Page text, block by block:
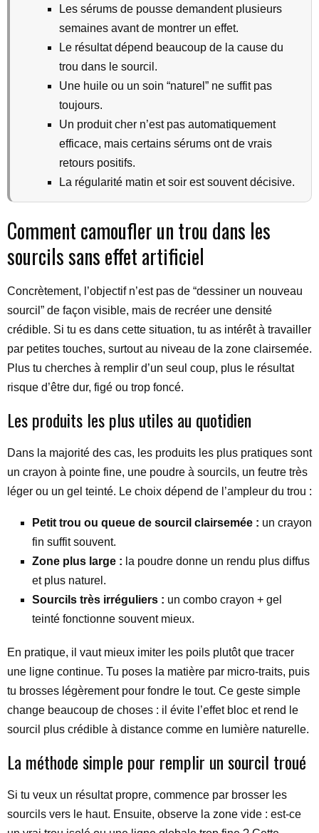
Les sérums de pousse demandent plusieurs
semaines avant de montrer un effet.
Le résultat dépend beaucoup de la cause du
trou dans le sourcil.
Une huile ou un soin “naturel” ne suffit pas
toujours.
Un produit cher n’est pas automatiquement
efficace, mais certains sérums ont de vrais
retours positifs.
La régularité matin et soir est souvent décisive.
Comment camoufler un trou dans les
sourcils sans effet artificiel
Concrètement, l’objectif n’est pas de “dessiner un nouveau
sourcil” de façon visible, mais de recréer une densité
crédible. Si tu es dans cette situation, tu as intérêt à travailler
par petites touches, surtout au niveau de la zone clairsemée.
Plus tu cherches à remplir d’un seul coup, plus le résultat
risque d’être dur, figé ou trop foncé.
Les produits les plus utiles au quotidien
Dans la majorité des cas, les produits les plus pratiques sont
un crayon à pointe fine, une poudre à sourcils, un feutre très
léger ou un gel teinté. Le choix dépend de l’ampleur du trou :
Petit trou ou queue de sourcil clairsemée : un crayon
fin suffit souvent.
Zone plus large : la poudre donne un rendu plus diffus
et plus naturel.
Sourcils très irréguliers : un combo crayon + gel
teinté fonctionne souvent mieux.
En pratique, il vaut mieux imiter les poils plutôt que tracer
une ligne continue. Tu poses la matière par micro-traits, puis
tu brosses légèrement pour fondre le tout. Ce geste simple
change beaucoup de choses : il évite l’effet bloc et rend le
sourcil plus crédible à distance comme en lumière naturelle.
La méthode simple pour remplir un sourcil troué
Si tu veux un résultat propre, commence par brosser les
sourcils vers le haut. Ensuite, observe la zone vide : est-ce